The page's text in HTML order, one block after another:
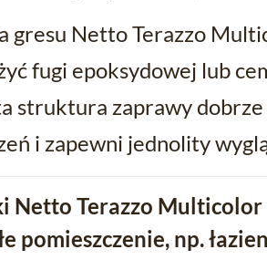
gresu Netto Terazzo
fugi epoksydowej lub
struktura zaprawy dobrze
i zapewni jednolity
Netto Terazzo
pomieszczenie, np.